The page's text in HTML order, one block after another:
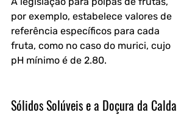
por exemplo, estabelece valores de
referência específicos para cada
fruta, como no caso do murici, cujo
pH mínimo é de 2.80.
Sólidos Solúveis e a Doçura da Calda